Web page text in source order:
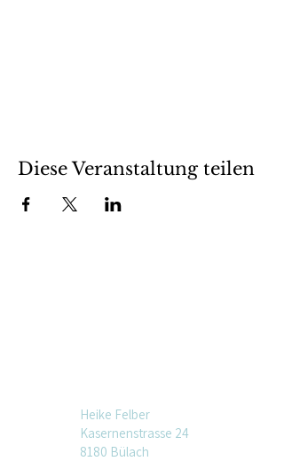
Diese Veranstaltung teilen
Heike Felber
Kasernenstrasse 24
8180 Bülach